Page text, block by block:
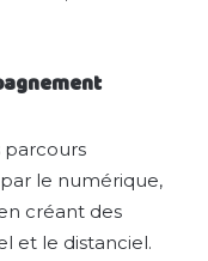
parcours
le numérique,
créant des
et le distanciel.